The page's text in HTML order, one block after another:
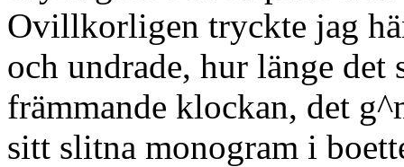
Ovillkorligen tryckte jag
och undrade, hur länge
främmande klockan, det
sitt slitna monogram i